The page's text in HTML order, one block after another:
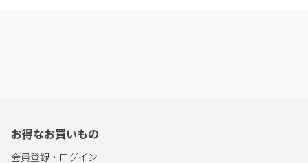
お得なお買いもの
会員登録・ログイン